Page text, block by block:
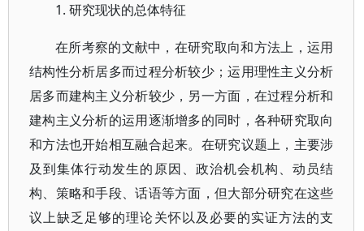
1. 研究现状的总体特征
在所考察的文献中，在研究取向和方法上，运用
结构性分析居多而过程分析较少；运用理性主义分析
居多而建构主义分析较少，另一方面，在过程分析和
建构主义分析的运用逐渐增多的同时，各种研究取向
和方法也开始相互融合起来。在研究议题上，主要涉
及到集体行动发生的原因、政治机会机构、动员结
构、策略和手段、话语等方面，但大部分研究在这些
议上缺乏足够的理论关怀以及必要的实证方法的支